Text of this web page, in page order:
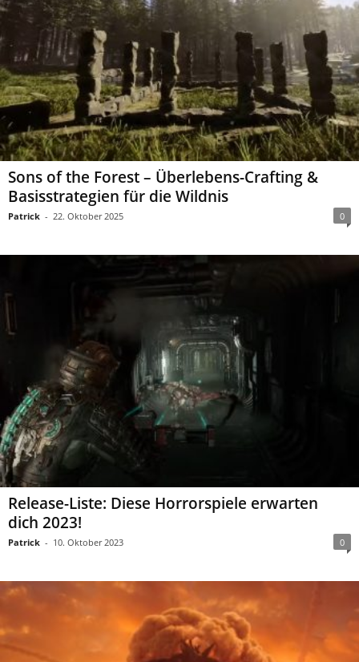
Sons of the Forest – Überlebens-Crafting &
Basisstrategien für die Wildnis
Patrick - 22. Oktober 2025 0
Release-Liste: Diese Horrorspiele erwarten
dich 2023!
Patrick - 10. Oktober 2023 0